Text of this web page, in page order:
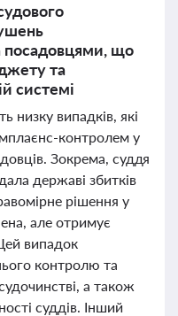
посадовцями, що
та
системі
низку випадків, які
контролем у
Зокрема, суддя
державі збитків
рішення у
але отримує
випадок
контролю та
а також
суддів. Інший